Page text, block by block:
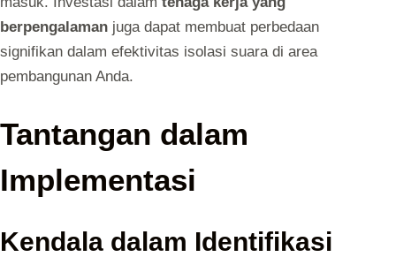
berpengalaman juga dapat membuat perbedaan
signifikan dalam efektivitas isolasi suara di area
pembangunan Anda.
Tantangan dalam
Implementasi
Kendala dalam Identifikasi